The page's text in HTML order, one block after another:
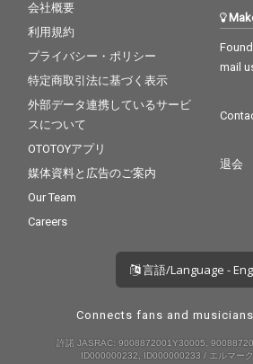
会社概要
利用規約
プライバシー・ポリシー
特定商取引法に基づく表示
外部データ連携しているサービ
スについて
OTOTOYアプリ
媒体資料と広告のご案内
Our Team
Careers
mail
退会
言語/Language -
Connects fans and
許諾 JASRAC: 9008872001Y30005,
ID000000232, ID000000233 / エルマー